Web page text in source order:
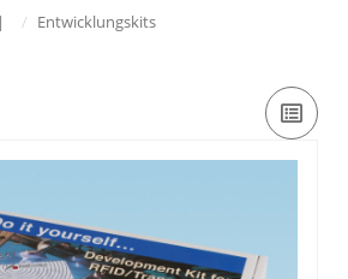
Entwicklungskits